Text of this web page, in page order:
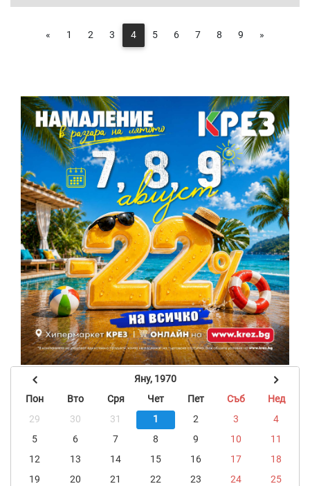
« 1 2 3 4 5 6 7 8 9 »
Яну, 1970
Пон
Вто Сря Чет Пет Съб
Нед
29
30 31 1 2 3
4
5
6 7 8 9 10
11
12
13 14 15 16 17
18
19
20 21 22 23 24
25